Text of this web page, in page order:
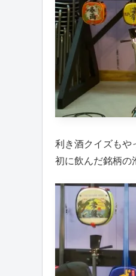
利き酒クイズもや
初に飲んだ銘柄の